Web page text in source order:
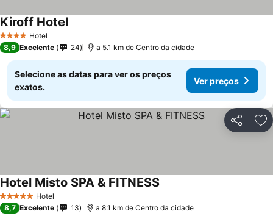
4 EstrelasHotel
Kiroff Hotel
8,9 Excelente 24 a 5.1 km de Centro da cidade
Selecione as datas para ver os preços
exatos.
Ver preços
Partilhar
5 Estrelas Hotel
Hotel Misto SPA & FITNESS
8,7 Excelente 13 a 8.1 km de Centro da cidade